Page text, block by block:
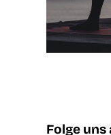
Folge